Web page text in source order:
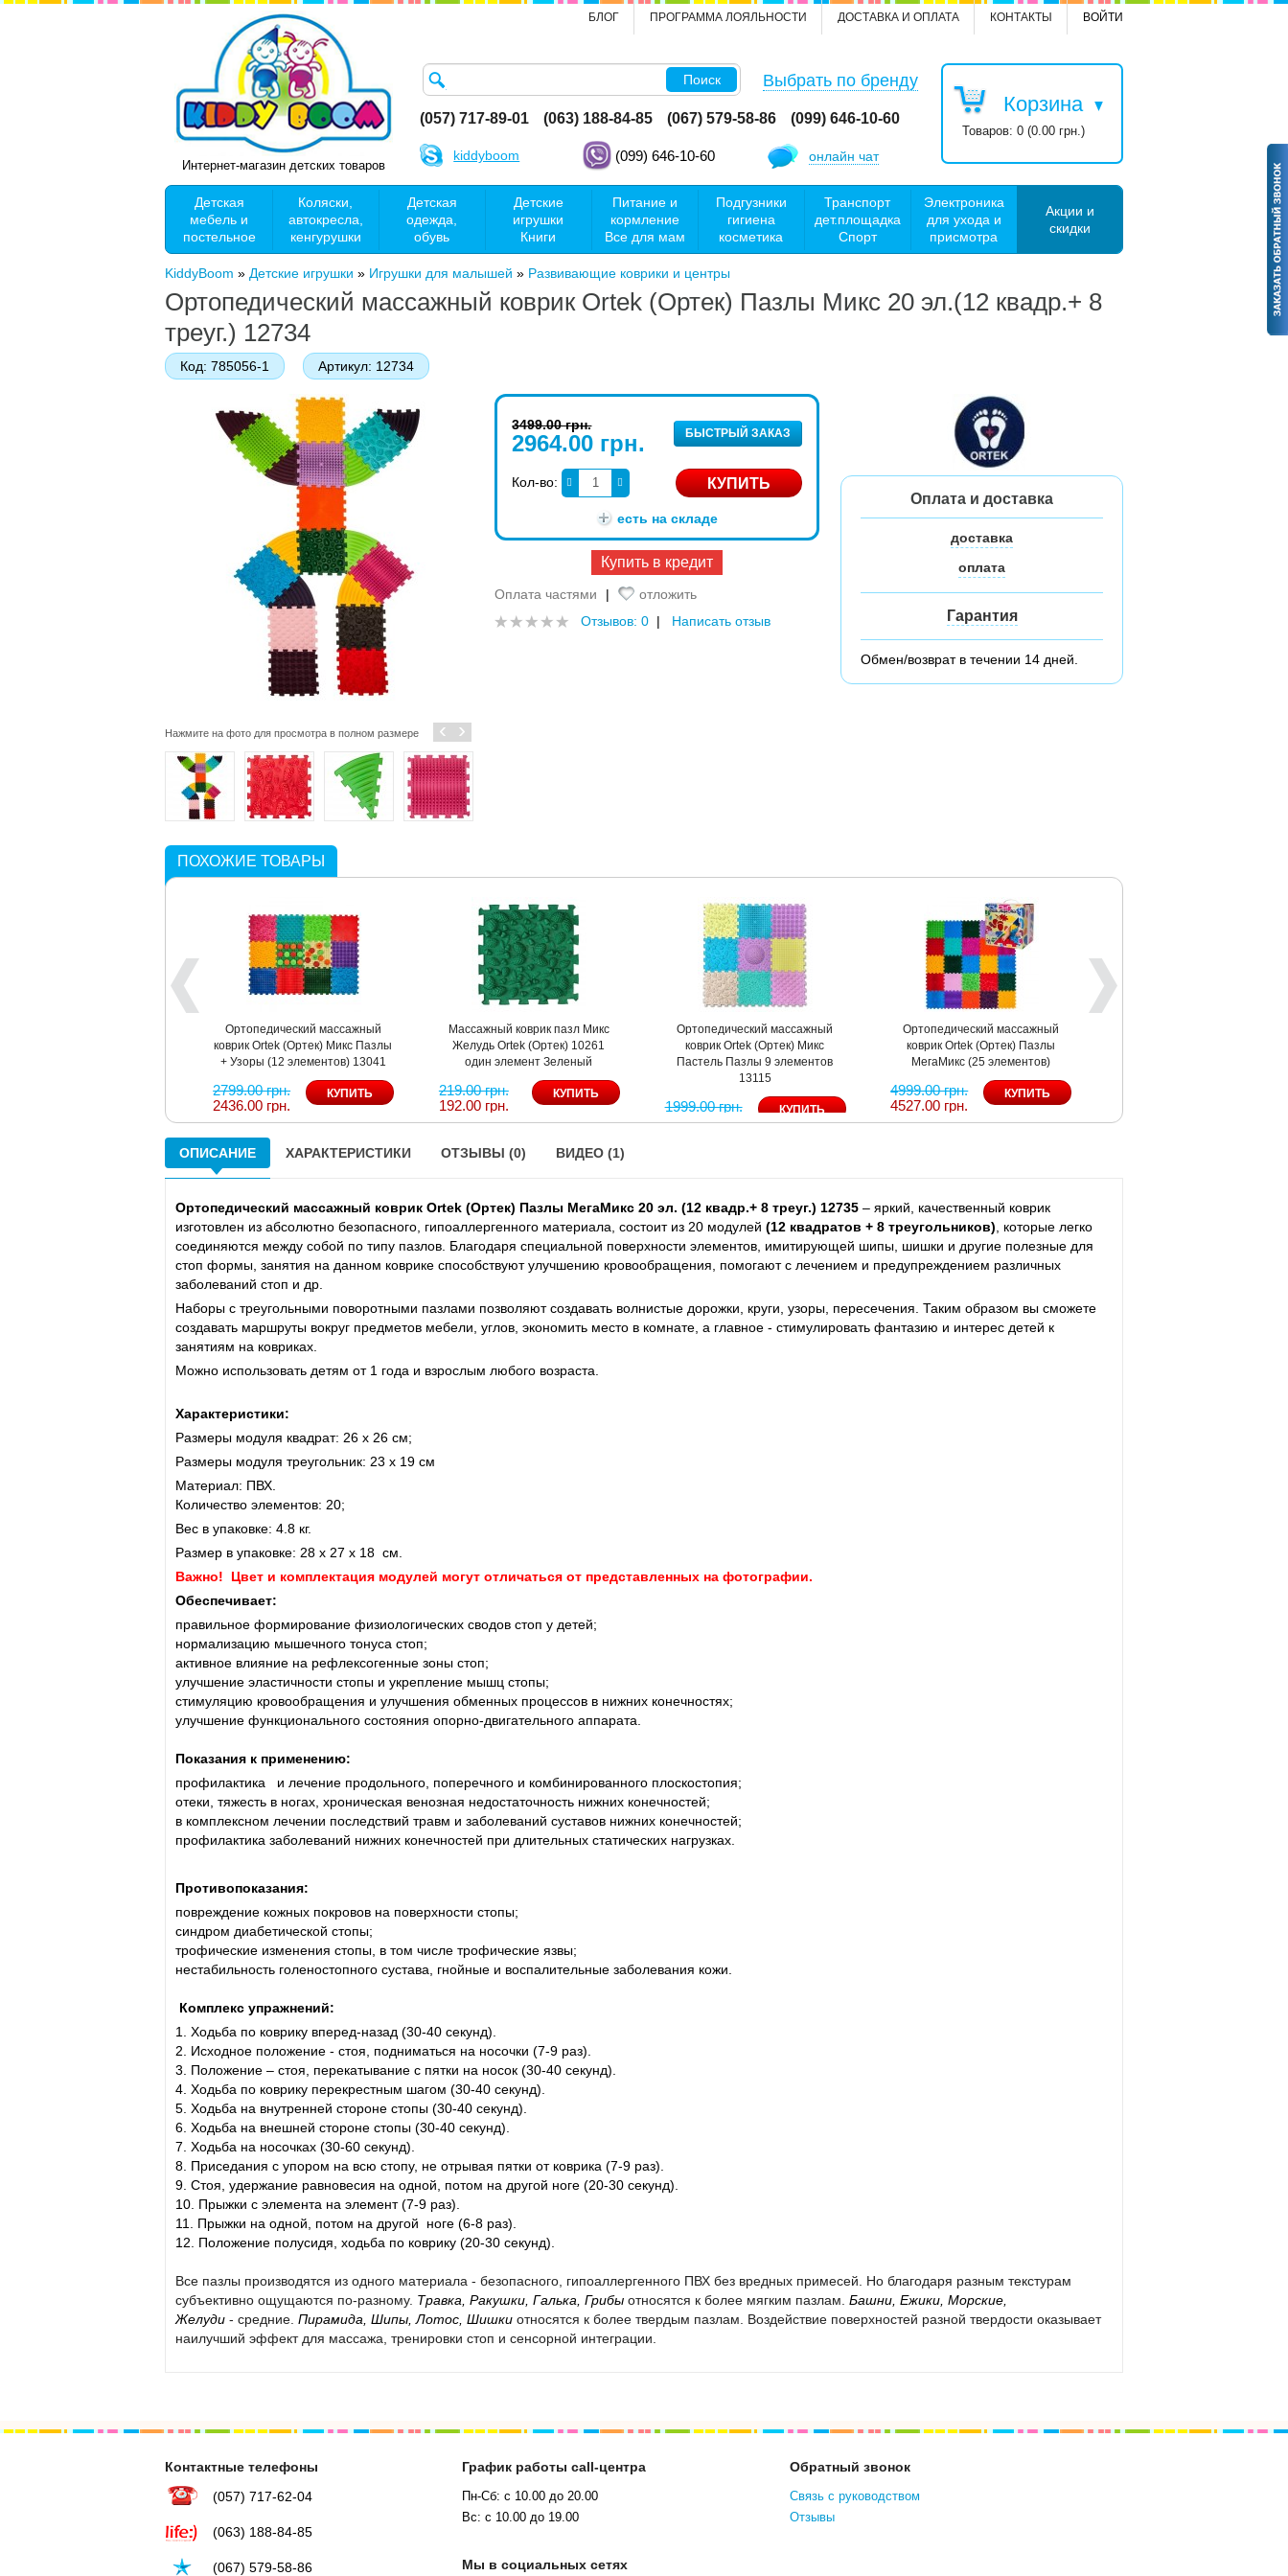
ВОЙТИ
КОНТАКТЫ
ДОСТАВКА И ОПЛАТА
ПРОГРАММА ЛОЯЛЬНОСТИ
БЛОГ
Интернет-магазин детских товаров
Поиск Выбрать по бренду
Корзина
Товаров: 0 (0.00 грн.)
(057) 717-89-01 (063) 188-84-85 (067) 579-58-86 (099) 646-10-60
kiddyboom (099) 646-10-60 онлайн чат
Детская
мебель и
постельное
Коляски,
автокресла,
кенгурушки
Детская
одежда,
обувь
Детские
игрушки
Книги
Питание и
кормление
Все для мам
Подгузники
гигиена
косметика
Транспорт
дет.площадка
Спорт
Электроника
для ухода и
присмотра
Акции и
скидки
KiddyBoom » Детские игрушки » Игрушки для малышей » Развивающие коврики и центры
Ортопедический массажный коврик Ortek (Ортек) Пазлы Микс 20 эл.(12 квадр.+ 8
треуг.) 12734
Код: 785056-1 Артикул: 12734
Нажмите на фото для просмотра в полном размере ‹ ›
3499.00 грн.
2964.00 грн. БЫСТРЫЙ ЗАКАЗ
Кол-во:
есть на складе
Купить в кредит
Оплата частями |
отложить
Отзывов: 0 | Написать отзыв
Оплата и доставка
доставка
оплата
Гарантия
Обмен/возврат в течении 14 дней.
ПОХОЖИЕ ТОВАРЫ
Ортопедический массажный
коврик Ortek (Ортек) Микс Пазлы
+ Узоры (12 элементов) 13041
Массажный коврик пазл Микс
Желудь Ortek (Ортек) 10261
один элемент Зеленый
219.00 грн.
192.00 грн.
Ортопедический массажный
коврик Ortek (Ортек) Микс
Пастель Пазлы 9 элементов
1999.00 грн.
1807.00 грн.
Ортопедический массажный
коврик Ortek (Ортек) Пазлы
МегаМикс (25 элементов)
4527.00 грн.
Ортопедический массажный
коврик Ortek (Ортек) Мульти
Микс Пазлы 8 элементов + 6
секторов 13097
2599.00 грн.
2351.00 грн.
ОПИСАНИЕ ХАРАКТЕРИСТИКИ ОТЗЫВЫ (0) ВИДЕО (1)
Ортопедический массажный коврик Ortek (Ортек) Пазлы МегаМикс 20 эл. (12 квадр.+ 8 треуг.) 12735 – яркий, качественный коврик
изготовлен из абсолютно безопасного, гипоаллергенного материала, состоит из 20 модулей (12 квадратов + 8 треугольников) , которые легко
соединяются между собой по типу пазлов. Благодаря специальной поверхности элементов, имитирующей шипы, шишки и другие полезные для
стоп формы, занятия на данном коврике способствуют улучшению кровообращения, помогают с лечением и предупреждением различных
заболеваний стоп и др.
Наборы с треугольными поворотными пазлами позволяют создавать волнистые дорожки, круги, узоры, пересечения. Таким образом вы сможете
создавать маршруты вокруг предметов мебели, углов, экономить место в комнате, а главное - стимулировать фантазию и интерес детей к
занятиям на ковриках.
Можно использовать детям от 1 года и взрослым любого возраста.
Характеристики:
Размеры модуля квадрат: 26 х 26 см;
Размеры модуля треугольник: 23 х 19 см
Материал: ПВХ.
Количество элементов: 20;
Вес в упаковке: 4.8 кг.
Размер в упаковке: 28 х 27 х 18 см.
Важно! Цвет и комплектация модулей могут отличаться от представленных на фотографии.
Обеспечивает:
правильное формирование физиологических сводов стоп у детей;
нормализацию мышечного тонуса стоп;
активное влияние на рефлексогенные зоны стоп;
улучшение эластичности стопы и укрепление мышц стопы;
стимуляцию кровообращения и улучшения обменных процессов в нижних конечностях;
улучшение функционального состояния опорно-двигательного аппарата.
Показания к применению:
профилактика и лечение продольного, поперечного и комбинированного плоскостопия;
отеки, тяжесть в ногах, хроническая венозная недостаточность нижних конечностей;
в комплексном лечении последствий травм и заболеваний суставов нижних конечностей;
профилактика заболеваний нижних конечностей при длительных статических нагрузках.
Противопоказания:
повреждение кожных покровов на поверхности стопы;
синдром диабетической стопы;
трофические изменения стопы, в том числе трофические язвы;
нестабильность голеностопного сустава, гнойные и воспалительные заболевания кожи.
Комплекс упражнений:
1. Ходьба по коврику вперед-назад (30-40 секунд).
2. Исходное положение - стоя, подниматься на носочки (7-9 раз).
3. Положение – стоя, перекатывание с пятки на носок (30-40 секунд).
4. Ходьба по коврику перекрестным шагом (30-40 секунд).
5. Ходьба на внутренней стороне стопы (30-40 секунд).
6. Ходьба на внешней стороне стопы (30-40 секунд).
7. Ходьба на носочках (30-60 секунд).
8. Приседания с упором на всю стопу, не отрывая пятки от коврика (7-9 раз).
9. Стоя, удержание равновесия на одной, потом на другой ноге (20-30 секунд).
10. Прыжки с элемента на элемент (7-9 раз).
11. Прыжки на одной, потом на другой ноге (6-8 раз).
12. Положение полусидя, ходьба по коврику (20-30 секунд).
Все пазлы производятся из одного материала - безопасного, гипоаллергенного ПВХ без вредных примесей. Но благодаря разным текстурам
субъективно ощущаются по-разному. Травка, Ракушки, Галька, Грибы относятся к более мягким пазлам. Башни, Ежики, Морские,
Желуди - средние Пирамида, Шипы, Лотос, Шишки относятся к более твердым пазлам
Воздействие поверхностей разной твердости оказывает
наилучший эффект для массажа, тренировки стоп и сенсорной интеграции.
Контактные телефоны
(057) 717-62-04
(063) 188-84-85
(067) 579-58-86
График работы call-центра
Пн-Сб: с 10.00 до 20.00
Вс: с 10.00 до 19.00
Обратный звонок
Связь с руководством
Отзывы
Мы в социальных сетях